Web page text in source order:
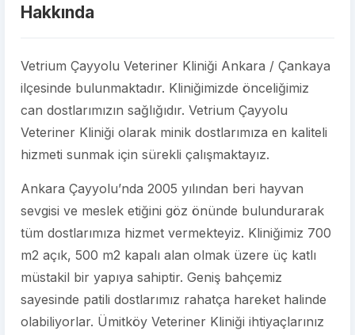
Hakkında
Vetrium Çayyolu Veteriner Kliniği Ankara / Çankaya
ilçesinde bulunmaktadır. Kliniğimizde önceliğimiz
can dostlarımızın sağlığıdır. Vetrium Çayyolu
Veteriner Kliniği olarak minik dostlarımıza en kaliteli
hizmeti sunmak için sürekli çalışmaktayız.
Ankara Çayyolu’nda 2005 yılından beri hayvan
sevgisi ve meslek etiğini göz önünde bulundurarak
tüm dostlarımıza hizmet vermekteyiz. Kliniğimiz 700
m2 açık, 500 m2 kapalı alan olmak üzere üç katlı
müstakil bir yapıya sahiptir. Geniş bahçemiz
sayesinde patili dostlarımız rahatça hareket halinde
olabiliyorlar. Ümitköy Veteriner Kliniği ihtiyaçlarınız